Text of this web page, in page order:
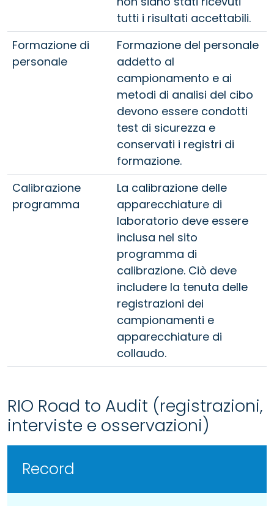
tutti i risultati accettabili.
Formazione di
personale
Formazione del personale
addetto al
campionamento e ai
metodi di analisi del cibo
devono essere condotti
test di sicurezza e
conservati i registri di
formazione.
Calibrazione
programma
La calibrazione delle
apparecchiature di
laboratorio deve essere
inclusa nel sito
programma di
calibrazione. Ciò deve
includere la tenuta delle
registrazioni dei
campionamenti e
apparecchiature di
collaudo.
RIO Road to Audit (registrazioni,
interviste e osservazioni)
Record